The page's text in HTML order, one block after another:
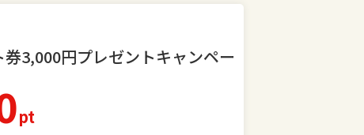
3,000円プレゼントキャンペー
pt